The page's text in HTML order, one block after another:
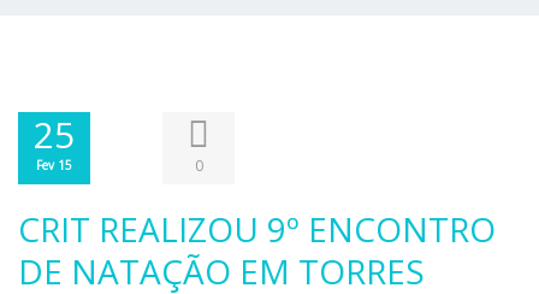
25
Fev 15 0
CRIT REALIZOU 9º ENCONTRO
DE NATAÇÃO EM TORRES